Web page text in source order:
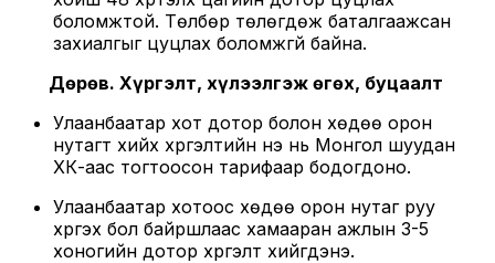
боломжтой. Төлбөр төлөгдөж баталгаажсан
захиалгыг цуцлах боломжгүй байна.
Дөрөв. Хүргэлт, хүлээлгэж өгөх, буцаалт
Улаанбаатар хот дотор болон хөдөө орон
нутагт хийх хүргэлтийн үнэ нь Монгол шуудан
ХК-аас тогтоосон тарифаар бодогдоно.
Улаанбаатар хотоос хөдөө орон нутаг руу
хүргэх бол байршлаас хамааран ажлын 3-5
хоногийн дотор хүргэлт хийгдэнэ.